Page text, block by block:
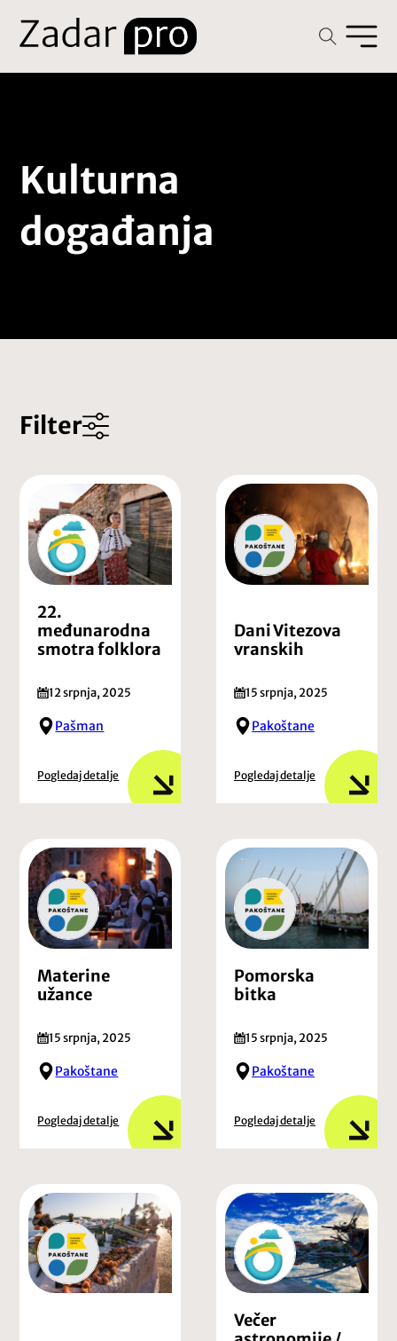
Kulturna
događanja
Filter
22.
međunarodna
smotra folklora
12 srpnja, 2025
Pašman
Pogledaj detalje
Dani Vitezova
vranskih
15 srpnja, 2025
Pakoštane
Pogledaj detalje
Materine
užance
15 srpnja, 2025
Pakoštane
Pogledaj detalje
Pomorska
bitka
15 srpnja, 2025
Pakoštane
Pogledaj detalje
Večer